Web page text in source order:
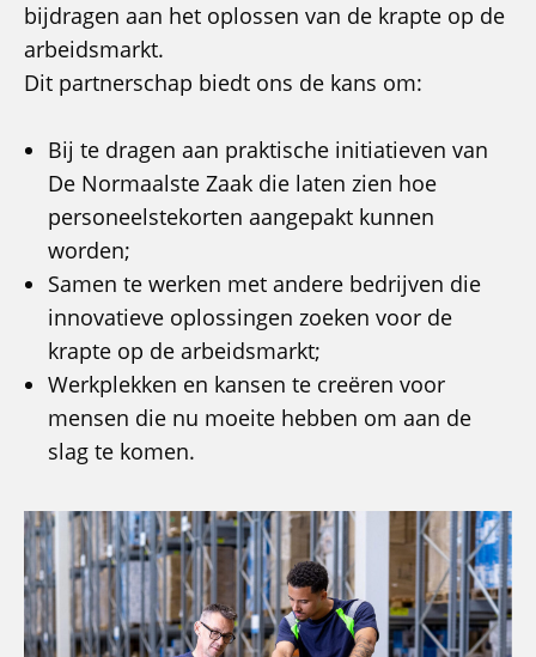
bijdragen aan het oplossen van de krapte op de
arbeidsmarkt.
Dit partnerschap biedt ons de kans om:
Bij te dragen aan praktische initiatieven van
De Normaalste Zaak die laten zien hoe
personeelstekorten aangepakt kunnen
worden;
Samen te werken met andere bedrijven die
innovatieve oplossingen zoeken voor de
krapte op de arbeidsmarkt;
Werkplekken en kansen te creëren voor
mensen die nu moeite hebben om aan de
slag te komen.